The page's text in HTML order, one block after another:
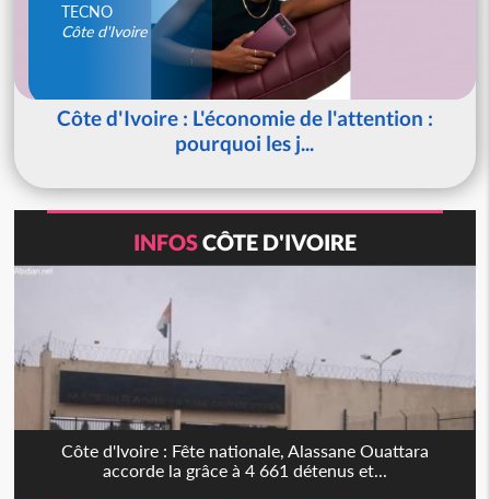
TECNO
Côte d'Ivoire
Côte d'Ivoire : L'économie de l'attention :
pourquoi les j...
INFOSCÔTE D'IVOIRE
Côte d'Ivoire : Fête nationale, Alassane Ouattara
accorde la grâce à 4 661 détenus et...